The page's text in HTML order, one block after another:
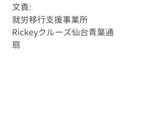
文責:
就労移行支援事業所
Rickeyクルーズ仙台青葉通
扇